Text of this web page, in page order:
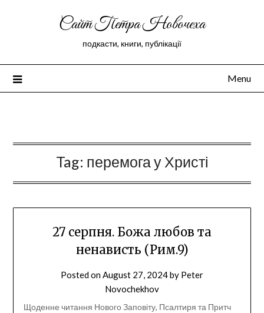
Сайт Петра Новочеха
подкасти, книги, публікації
Menu
Tag: перемога у Христі
27 серпня. Божа любов та
ненависть (Рим.9)
Posted onAugust 27, 2024by Peter
Novochekhov
Щоденне читання Нового Заповіту, Псалтиря та Притч